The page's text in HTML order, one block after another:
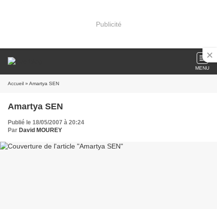
Publicité
MENU
Accueil » Amartya SEN
Amartya SEN
Publié le 18/05/2007 à 20:24
Par David MOUREY